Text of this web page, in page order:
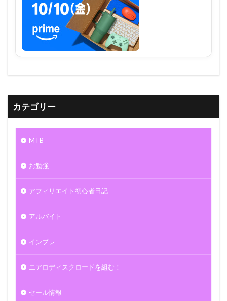
カテゴリー
MTB
お勉強
アフィリエイト初心者日記
アルバイト
インプレ
エアロディスクロードを組む！
セール情報